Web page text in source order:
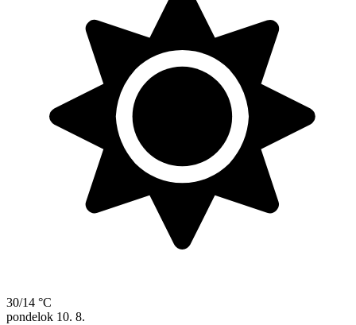
30/14 °C
pondelok 10. 8.